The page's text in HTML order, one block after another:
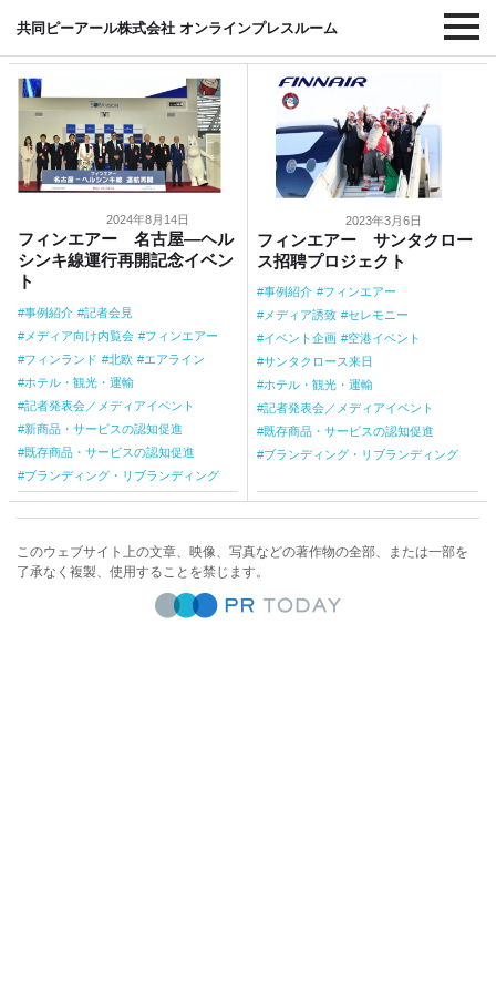
共同ピーアール株式会社 オンラインプレスルーム
#フィンエアー
2024年8月14日
フィンエアー 名古屋―ヘル
シンキ線運行再開記念イベン
ト
事例紹介
記者会見
メディア向け内覧会
フィンエアー
フィンランド
北欧
エアライン
ホテル・観光・運輸
記者発表会／メディアイベント
新商品・サービスの認知促進
既存商品・サービスの認知促進
ブランディング・リブランディング
2023年3月6日
フィンエアー サンタクロー
ス招聘プロジェクト
事例紹介
フィンエアー
メディア誘致
セレモニー
イベント企画
空港イベント
サンタクロース来日
ホテル・観光・運輸
記者発表会／メディアイベント
既存商品・サービスの認知促進
ブランディング・リブランディング
このウェブサイト上の文章、映像、写真などの著作物の全部、または一部を
了承なく複製、使用することを禁じます。